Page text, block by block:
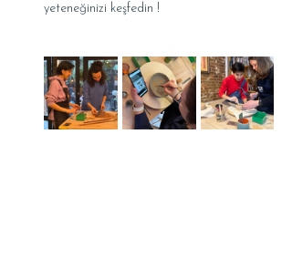
yeteneğinizi keşfedin !